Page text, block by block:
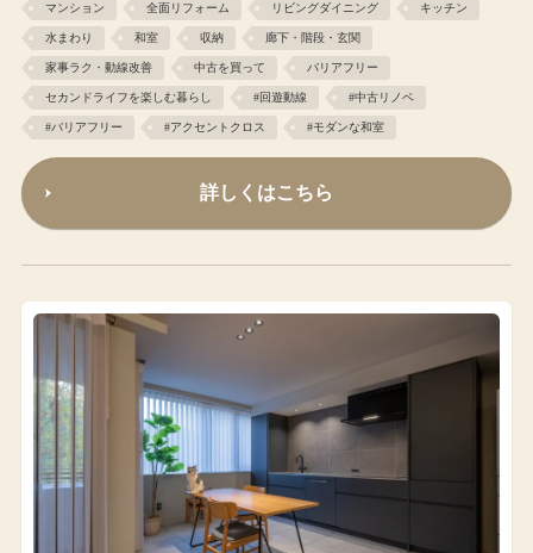
マンション 全面リフォーム リビングダイニング キッチン
水まわり 和室 収納 廊下・階段・玄関
家事ラク・動線改善 中古を買って バリアフリー
セカンドライフを楽しむ暮らし #回遊動線 #中古リノベ
#バリアフリー #アクセントクロス #モダンな和室
詳しくはこちら